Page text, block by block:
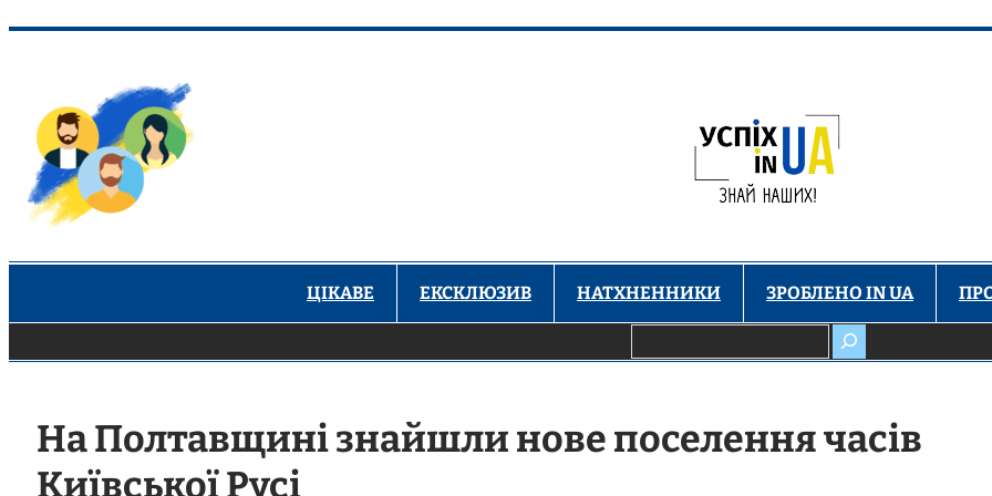
вмісту
ЦІКАВЕ ЕКСКЛЮЗИВ НАТХНЕННИКИ ЗРОБЛЕНО IN UA
На Полтавщині знайшли нове поселення часів
Київської Русі